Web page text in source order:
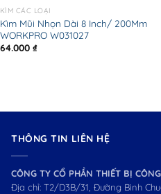
KÌM CÁC LOẠI
Kìm Mũi Nhọn Dài 8 Inch/ 200Mm
WORKPRO W031027
64.000 ₫
THÔNG TIN LIÊN HỆ
CÔNG TY CỔ PHẦN THIẾT BỊ
Địa chỉ: T2/D3B/31, Đường Bình